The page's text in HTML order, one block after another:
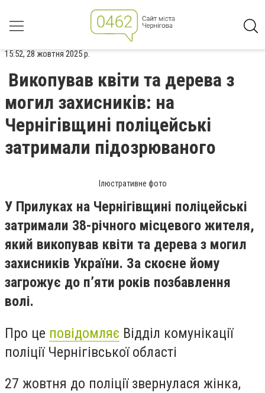
15:52, 28 жовтня 2025 р.
Викопував квіти та дерева з
могил захисників: на
Чернігівщині поліцейські
затримали підозрюваного
Ілюстративне фото
У Прилуках на Чернігівщині поліцейські
затримали 38-річного місцевого жителя,
який викопував квіти та дерева з могил
захисників України. За скоєне йому
загрожує до п’яти років позбавлення
волі.
Про це повідомляє Відділ комунікації
поліції Чернігівської області
27 жовтня до поліції звернулася жінка,